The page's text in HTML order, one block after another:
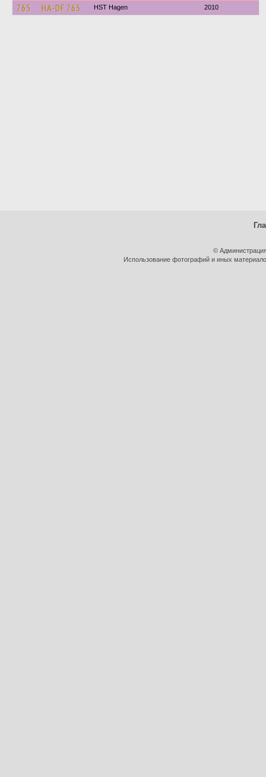
765 HA-DF 765 HST Hagen 2010
©
Использование фотографий и иных